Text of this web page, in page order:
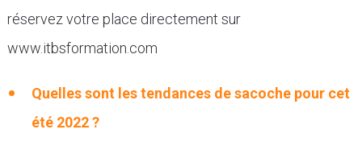
réservez votre place directement sur
www.itbsformation.com
Quelles sont les tendances de sacoche pour cet
été 2022 ?